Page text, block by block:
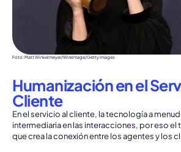
Foto: Matt Winkelmeyer/WireImage/Getty Images
Humanización en el
Cliente
En el servicio al cliente, la tecnología a
intermediaria en las interacciones, por eso el
que crea la conexión entre los agentes y los